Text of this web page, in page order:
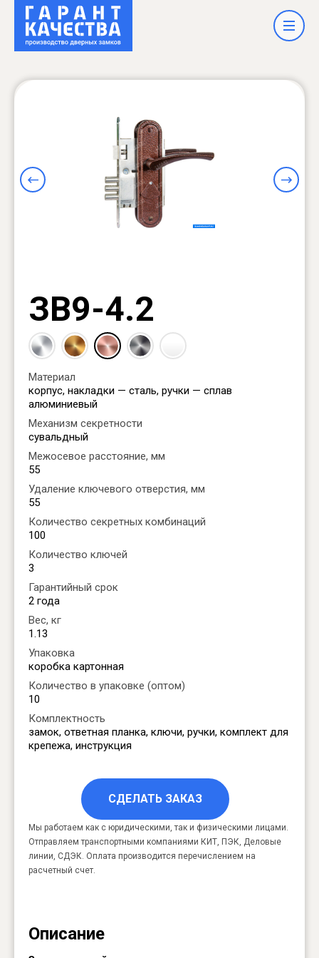
ЗВ9-4.2
Материал
корпус, накладки — сталь, ручки — сплав
алюминиевый
Механизм секретности
сувальдный
Межосевое расстояние, мм
55
Удаление ключевого отверстия, мм
55
Количество секретных комбинаций
100
Количество ключей
3
Гарантийный срок
2 года
Вес, кг
1.13
Упаковка
коробка картонная
Количество в упаковке (оптом)
10
Комплектность
замок, ответная планка, ключи, ручки, комплект для
крепежа, инструкция
СДЕЛАТЬ ЗАКАЗ
Мы работаем как с юридическими, так и физическими лицами.
Отправляем транспортными компаниями КИТ, ПЭК, Деловые
линии, СДЭК. Оплата производится перечислением на
расчетный счет.
Описание